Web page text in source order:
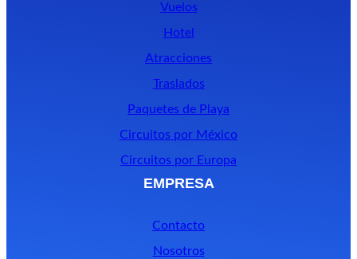
Vuelos
Hotel
Atracciones
Traslados
Paquetes de Playa
Circuitos por México
Circuitos por Europa
EMPRESA
Contacto
Nosotros